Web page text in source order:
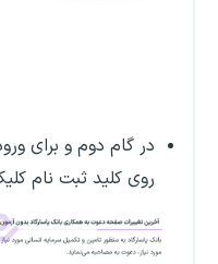
در گام دوم و برای
روی کلید ثبت نام